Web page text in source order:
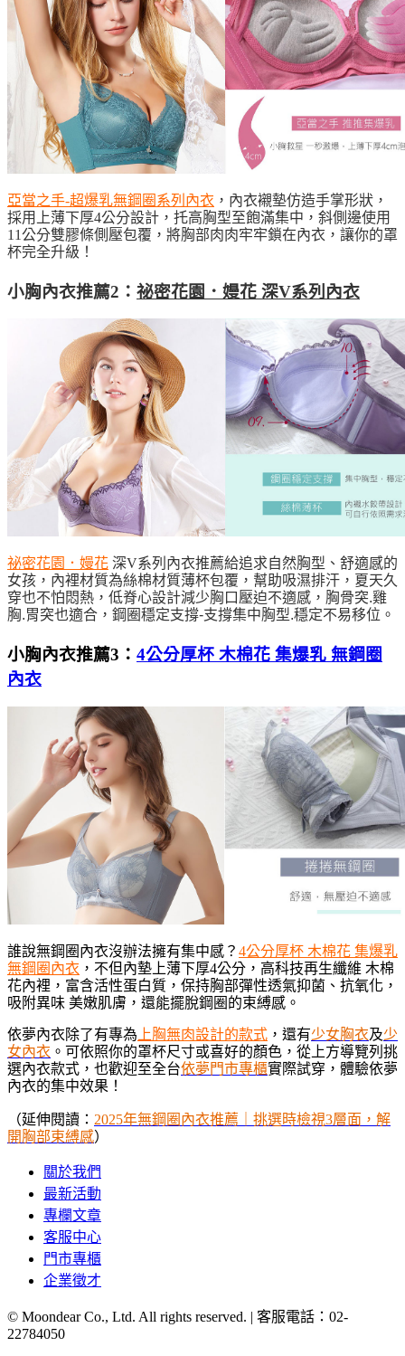
亞當之手-超爆乳無鋼圈系列內衣 ，內衣襯墊仿造手掌形狀，
採用上薄下厚4公分設計，托高胸型至飽滿集中，斜側邊使用
11公分雙膠條側壓包覆，將胸部肉肉牢牢鎖在內衣，讓你的罩
杯完全升級！
小胸內衣推薦2： 祕密花園．嫚花 深V系列內衣
祕密花園．嫚花 深V系列內衣推薦給追求自然胸型、舒適感的
女孩，內裡材質為絲棉材質薄杯包覆，幫助吸濕排汗，夏天久
穿也不怕悶熱，低脊心設計減少胸口壓迫不適感，胸骨突.雞
胸.胃突也適合 ， 鋼圈穩定支撐-支撐集中胸型.穩定不易移位 。
小胸內衣推薦3： 4公分厚杯 木棉花 集爆乳 無鋼圈
內衣
誰說無鋼圈內衣沒辦法擁有集中感？ 4公分厚杯 木棉花 集爆乳
無鋼圈內衣 ，不但內墊上薄下厚4公分，高科技再生纖維 木棉
花內裡，富含活性蛋白質，保持胸部彈性透氣抑菌、抗氧化，
吸附異味 美嫩肌膚，還能擺脫鋼圈的束縛感。
依夢內衣除了有專為 上胸無肉設計的款式 ，還有少女胸衣及少
女內衣 。可依照你的罩杯尺寸或喜好的顏色，從上方導覽列挑
選內衣款式，也歡迎至全台依夢門市專櫃實際試穿，體驗依夢
內衣的集中效果！
（延伸閱讀： 2025年無鋼圈內衣推薦｜挑選時檢視3層面，解
開胸部束縛感）
關於我們
最新活動
專欄文章
客服中心
門市專櫃
企業徵才
© Moondear Co., Ltd. All rights reserved. | 客服電話： 02-
22784050